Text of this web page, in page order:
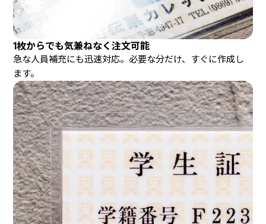
1枚からでも気兼ねなく注文可能
急な人員補充にも迅速対応。必要な分だけ、すぐに作成し
ます。